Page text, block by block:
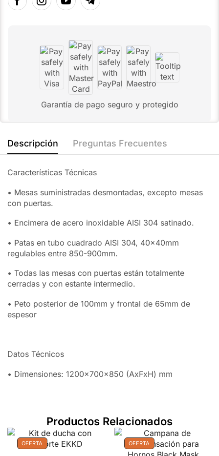
Garantía de pago seguro y protegido
Descripción Preguntas Frecuentes
Características Técnicas
• Mesas suministradas desmontadas, excepto mesas
con puertas.
• Encimera de acero inoxidable AISI 304 satinado.
• Patas en tubo cuadrado AISI 304, 40x40mm
regulables entre 850-900mm.
• Todas las mesas con puertas están totalmente
cerradas y con estante intermedio.
• Peto posterior de 100mm y frontal de 65mm de
espesor
Datos Técnicos
• Dimensiones: 1200x700x850 (AxFxH) mm
Productos Relacionados
OFERTA OFERTA